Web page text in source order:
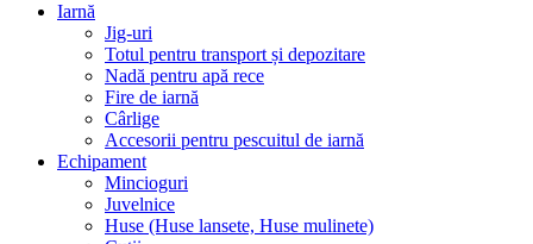
Iarnă
Jig-uri
Totul pentru transport și depozitare
Nadă pentru apă rece
Fire de iarnă
Cârlige
Accesorii pentru pescuitul de iarnă
Echipament
Mincioguri
Juvelnice
Huse (Huse lansete, Huse mulinete)